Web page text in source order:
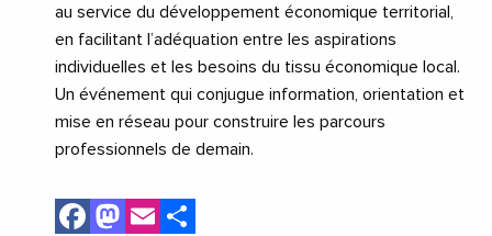
au service du développement économique territorial,
en facilitant l’adéquation entre les aspirations
individuelles et les besoins du tissu économique local.
Un événement qui conjugue information, orientation et
mise en réseau pour construire les parcours
professionnels de demain.
Facebook
Mastodon
Email